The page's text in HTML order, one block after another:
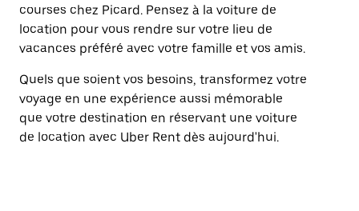
courses chez Picard. Pensez à la voiture de
location pour vous rendre sur votre lieu de
vacances préféré avec votre famille et vos amis.
Quels que soient vos besoins, transformez votre
voyage en une expérience aussi mémorable
que votre destination en réservant une voiture
de location avec Uber Rent dès aujourd'hui.